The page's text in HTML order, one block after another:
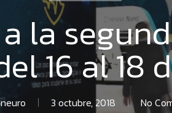
la
16 al 18
3 octubre, 2018 No